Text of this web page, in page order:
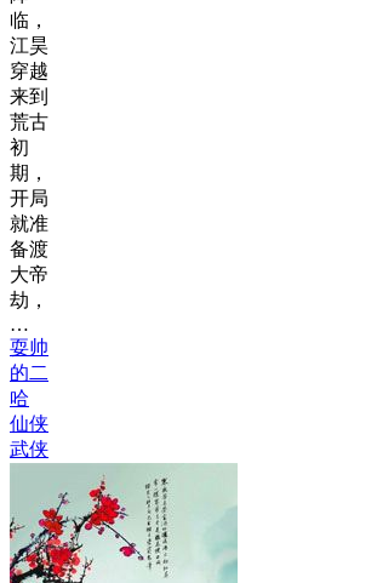
临，
江昊
穿越
来到
荒古
初
期，
开局
就准
备渡
大帝
劫，
…
耍帅
的二
哈
仙侠
武侠